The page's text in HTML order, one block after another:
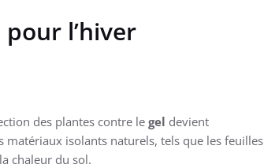
l’hiver
des plantes contre le gel devient
matériaux isolants naturels, tels que les feuilles
chaleur du sol.